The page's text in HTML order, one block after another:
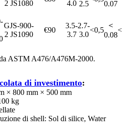
2 JS1080 4.0 2.5 0.07
GJS-900-
2 JS1090
€90
3.5-
3.7
2.7-
3.0
<0,5
＜
0.08
ASTM A476/A476M-2000.
di investimento:
× 800 mm × 500 mm
kg
di shell: Sol di silice, Water